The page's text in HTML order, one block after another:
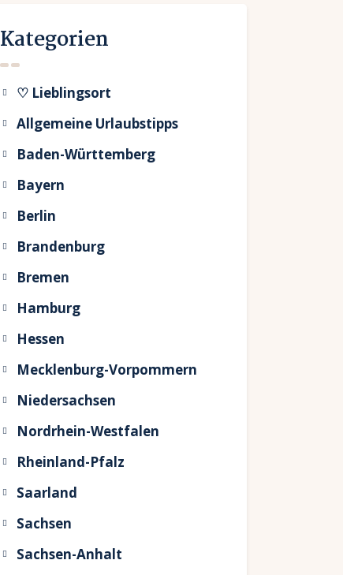
Kategorien
♡ Lieblingsort
Allgemeine Urlaubstipps
Baden-Württemberg
Bayern
Berlin
Brandenburg
Bremen
Hamburg
Hessen
Mecklenburg-Vorpommern
Niedersachsen
Nordrhein-Westfalen
Rheinland-Pfalz
Saarland
Sachsen
Sachsen-Anhalt